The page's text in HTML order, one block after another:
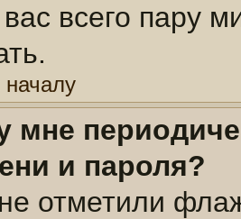
всего пару
началу
мне
и пароля?
отметили